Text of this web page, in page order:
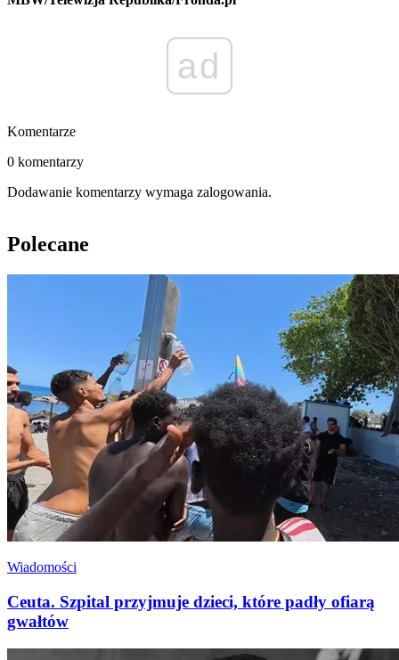
ad
Komentarze
0 komentarzy
Dodawanie komentarzy wymaga zalogowania.
Polecane
Wiadomości
Ceuta. Szpital przyjmuje dzieci, które padły ofiarą
gwałtów